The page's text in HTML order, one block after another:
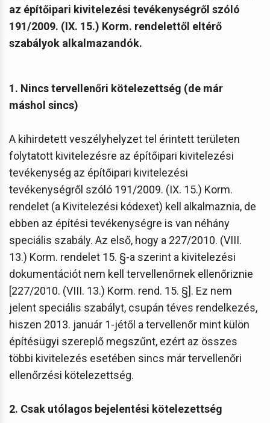
az építőipari kivitelezési tevékenységről szóló
191/2009. (IX. 15.) Korm. rendelettől eltérő
szabályok alkalmazandók.
1. Nincs tervellenőri kötelezettség (de már
máshol sincs)
A kihirdetett veszélyhelyzet tel érintett területen
folytatott kivitelezésre az építőipari kivitelezési
tevékenység az építőipari kivitelezési
tevékenységről szóló 191/2009. (IX. 15.) Korm.
rendelet (a Kivitelezési kódexet) kell alkalmaznia, de
ebben az építési tevékenységre is van néhány
speciális szabály. Az első, hogy a 227/2010. (VIII.
13.) Korm. rendelet 15. §-a szerint a kivitelezési
dokumentációt nem kell tervellenőrnek ellenőriznie
[227/2010. (VIII. 13.) Korm. rend. 15. §]. Ez nem
jelent speciális szabályt, csupán téves rendelkezés,
hiszen 2013. január 1-jétől a tervellenőr mint külön
építésügyi szereplő megszűnt, ezért az összes
többi kivitelezés esetében sincs már tervellenőri
ellenőrzési kötelezettség.
2. Csak utólagos bejelentési kötelezettség